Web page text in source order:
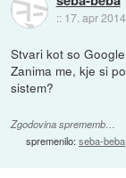
:: 17. apr
Stvari kot so
Zanima me, kje si
sistem?
Zgodovina sprememb…
spremenilo:seba-beba